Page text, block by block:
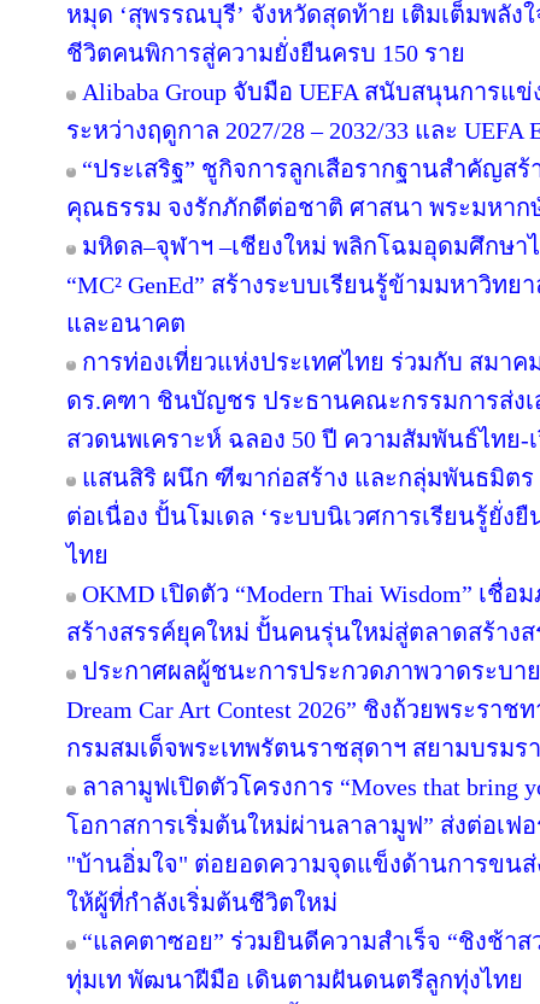
หมุด ‘สุพรรณบุรี’ จังหวัดสุดท้าย เติมเต็มพลัง
ชีวิตคนพิการสู่ความยั่งยืนครบ 150 ราย
Alibaba Group จับมือ UEFA สนับสนุนการ
ระหว่างฤดูกาล 2027/28 – 2032/33 และ UEFA
“ประเสริฐ” ชูกิจการลูกเสือรากฐานสำคัญส
คุณธรรม จงรักภักดีต่อชาติ ศาสนา พระมหาก
มหิดล–จุฬาฯ –เชียงใหม่ พลิกโฉมอุดมศึกษา
“MC² GenEd” สร้างระบบเรียนรู้ข้ามมหาวิ
และอนาคต
การท่องเที่ยวแห่งประเทศไทย ร่วมกับ สมาค
ดร.คฑา ชินบัญชร ประธานคณะกรรมการส่ง
สวดนพเคราะห์ ฉลอง 50 ปี ความสัมพันธ์ไทย-
แสนสิริ ผนึก ฑีฆาก่อสร้าง และกลุ่มพันธมิตร
ต่อเนื่อง ปั้นโมเดล ‘ระบบนิเวศการเรียนรู้ยั่
ไทย
OKMD เปิดตัว “Modern Thai Wisdom” เชื่
สร้างสรรค์ยุคใหม่ ปั้นคนรุ่นใหม่สู่ตลาดสร้างส
ประกาศผลผู้ชนะการประกวดภาพวาดระบา
Dream Car Art Contest 2026” ชิงถ้วยพระรา
กรมสมเด็จพระเทพรัตนราชสุดาฯ สยามบรมร
ลาลามูฟเปิดตัวโครงการ “Moves that bring
โอกาสการเริ่มต้นใหม่ผ่านลาลามูฟ” ส่งต่อเฟ
"บ้านอิ่มใจ" ต่อยอดความจุดแข็งด้านการขน
ให้ผู้ที่กำลังเริ่มต้นชีวิตใหม่
“แลคตาซอย” ร่วมยินดีความสำเร็จ “ชิงช้าส
ทุ่มเท พัฒนาฝีมือ เดินตามฝันดนตรีลูกทุ่งไทย